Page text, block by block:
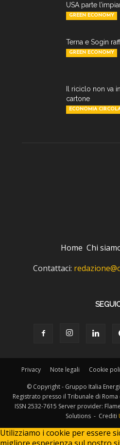
USA parte
GREEN ECONOMY
Terna e Sogin
GREEN ECONOMY
Il riciclo non va
cartone
ECONOMIA
Home Chi
Contattaci:
Privacy Note legali Cookie
© Copyright - Gruppo Italia
Registrato presso il Tribunale di
ISSN 2532-7615 Server provider:
Solutions - Crediti
Utilizziamo i cookie per essere